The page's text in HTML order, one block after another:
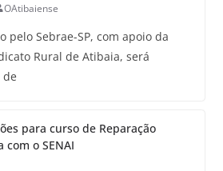
OAtibaiense
pelo Sebrae-SP, com apoio da
Rural de Atibaia, será
de
para curso de Reparação
o SENAI